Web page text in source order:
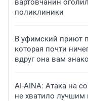
вартовчанин
поликлиники
В уфимский приют
которая почти
вдруг она вам
AI-AINA: Атака на
не хватило лучшим